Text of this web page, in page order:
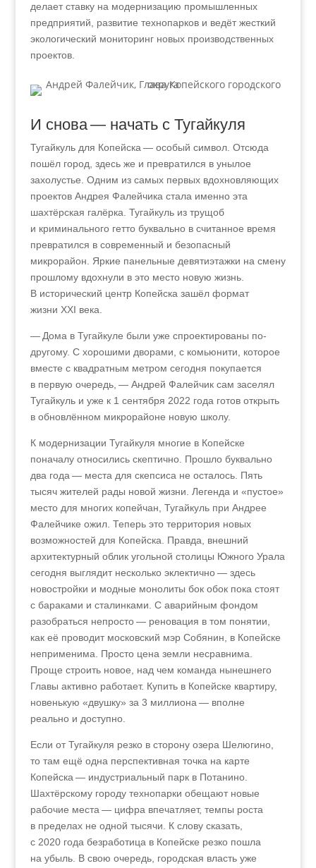
делает ставку на модернизацию промышленных
предприятий, развитие технопарков и ведёт жесткий
экологический мониторинг новых производственных
проектов.
И снова — начать с Тугайкуля
Тугайкуль для Копейска — особый символ. Отсюда
пошёл город, здесь же и превратился в унылое
захолустье. Одним из самых первых вдохновляющих
проектов Андрея Фалейчика стала именно эта
шахтёрская галёрка. Тугайкуль из трущоб
и криминального гетто буквально в считанное время
превратился в современный и безопасный
микрорайон. Яркие панельные девятиэтажки на смену
прошлому вдохнули в это место новую жизнь.
В исторический центр Копейска зашёл формат
жизни XXI века.
— Дома в Тугайкуле были уже спроектированы по-
другому. С хорошими дворами, с комьюнити, которое
вместе с квадратным метром сегодня покупается
в первую очередь, — Андрей Фалейчик сам заселял
Тугайкуль и уже к 1 сентября 2022 года готов открыть
в обновлённом микрорайоне новую школу.
К модернизации Тугайкуля многие в Копейске
поначалу относились скептично. Прошло буквально
два года — места для скепсиса не осталось. Пять
тысяч жителей рады новой жизни. Легенда и «пустое»
место для многих копейчан, Тугайкуль при Андрее
Фалейчике ожил. Теперь это территория новых
возможностей для Копейска. Правда, внешний
архитектурный облик угольной столицы Южного Урала
сегодня выглядит несколько эклектично — здесь
новостройки и модные монолиты бок обок пока стоят
с бараками и сталинками. С аварийным фондом
разобраться непросто — реновация в том понятии,
как её проводит московский мэр Собянин, в Копейске
неприменима. Просто цена земли несравнима.
Проще строить новое, над чем команда нынешнего
Главы активно работает. Купить в Копейске квартиру,
новенькую «двушку» за 3 миллиона — вполне
реально и доступно.
Если от Тугайкуля резко в сторону озера Шелюгино,
то там ещё одна перспективная точка на карте
Копейска — индустриальный парк в Потанино.
Шахтёрскому городу технопарки обещают новые
рабочие места — цифра впечатляет, темпы роста
в пределах не одной тысячи. К слову сказать,
с 2020 года безработица в Копейске резко пошла
на убыль. В свою очередь, городская власть уже